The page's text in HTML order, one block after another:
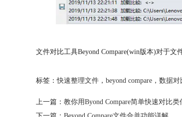
文件对比工具Beyond Compare(win版本)对于
标签：快速整理文件 ， beyond compare ， 数据对
上一篇： 教你用Byond Compare简单快速对比类